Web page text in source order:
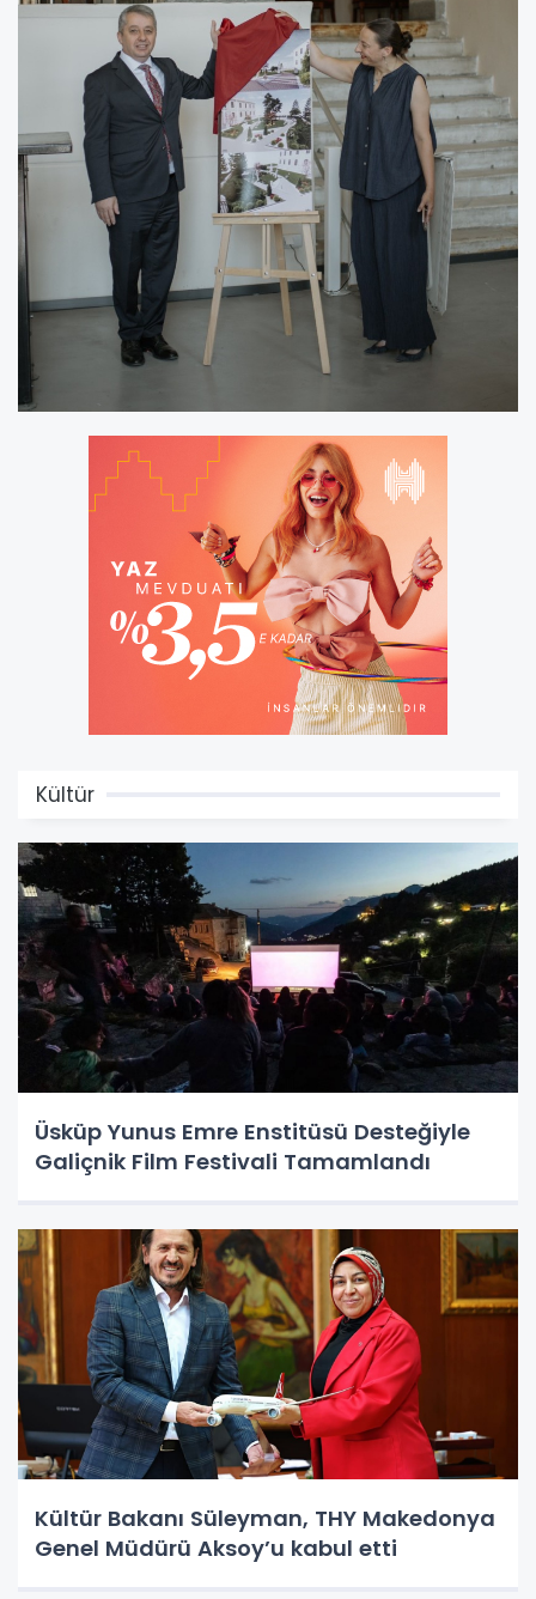
Kültür
Üsküp Yunus Emre Enstitüsü Desteğiyle
Galiçnik Film Festivali Tamamlandı
Kültür Bakanı Süleyman, THY Makedonya
Genel Müdürü Aksoy’u kabul etti